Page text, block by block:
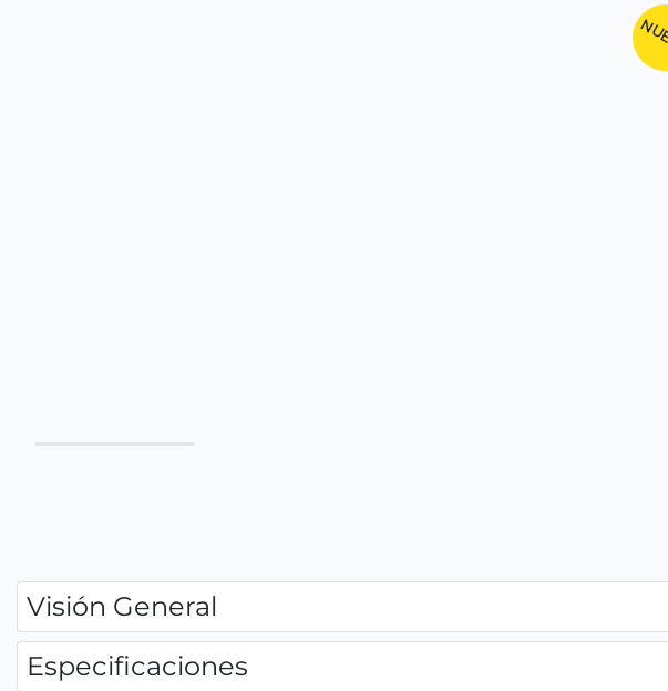
Visión General
Especificaciones